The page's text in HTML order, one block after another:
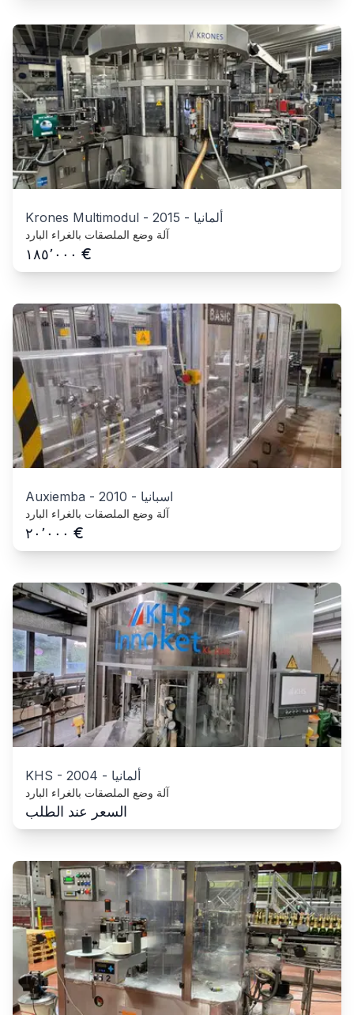
Krones Multimodul - 2015 - ألمانيا
آلة وضع الملصقات بالغراء البارد
١٨٥٬٠٠٠ €
Auxiemba - 2010 - اسبانيا
آلة وضع الملصقات بالغراء البارد
٢٠٬٠٠٠ €
KHS - 2004 - ألمانيا
آلة وضع الملصقات بالغراء البارد
السعر عند الطلب